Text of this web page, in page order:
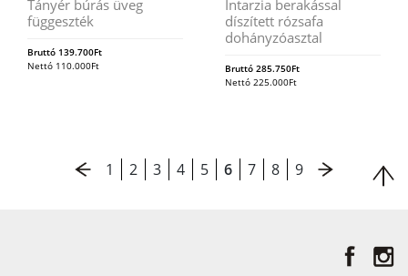
Tányér búrás üveg
függeszték
Bruttó 139.700Ft
Nettó 110.000Ft
Intarzia berakással
díszített rózsafa
dohányzóasztal
Bruttó285.750Ft
Nettó225.000Ft
1 2 3 4 5 6 7 8 9